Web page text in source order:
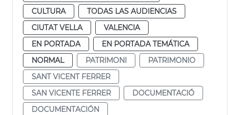
CULTURA
TODAS LAS AUDIENCIAS
CIUTAT VELLA
VALENCIA
EN PORTADA
EN PORTADA TEMÁTICA
NORMAL
PATRIMONI
PATRIMONIO
SANT VICENT FERRER
SAN VICENTE FERRER
DOCUMENTACIÓ
DOCUMENTACIÓN